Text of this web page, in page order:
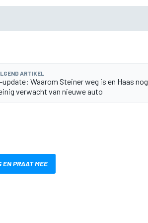
ARTIKEL
update: Waarom Steiner weg is en Haas nog
verwacht van nieuwe auto
PRAAT MEE